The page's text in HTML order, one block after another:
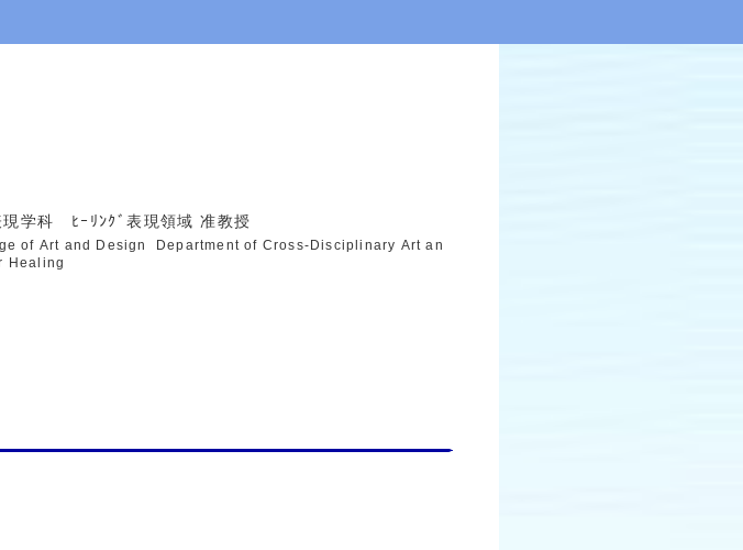
学科 ﾋｰﾘﾝｸﾞ表現領域准教授
of Art and Design Department of Cross-Disciplinary Art an
Healing